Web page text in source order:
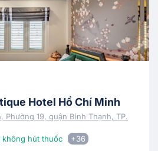
Hotel Hồ Chí Minh
Phường 19, quận Bình Thạnh, TP.
không hút thuốc +36